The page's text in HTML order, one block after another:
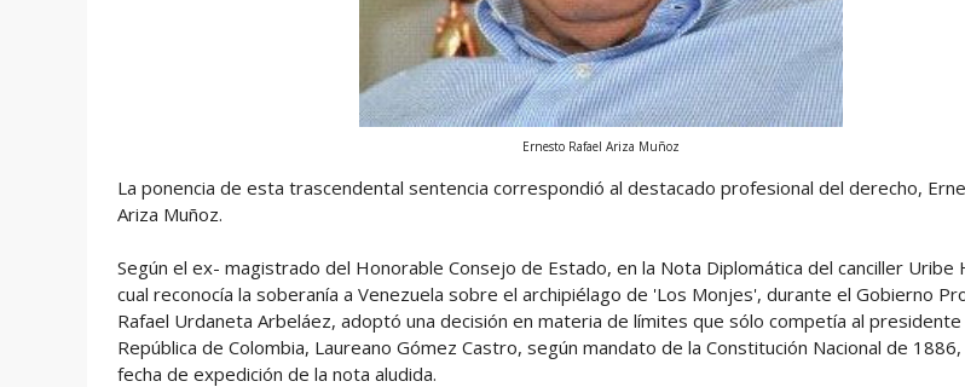
Ernesto Rafael Ariza Muñoz
La ponencia de esta trascendental sentencia correspondió al destacado profesional del derecho,
Ariza Muñoz.
Según el ex- magistrado del Honorable Consejo de Estado, en la Nota Diplomática del canciller Uribe
cual reconocía la soberanía a Venezuela sobre el archipiélago de 'Los Monjes', durante el Gobierno
Rafael Urdaneta Arbeláez, adoptó una decisión en materia de límites que sólo competía al
República de Colombia, Laureano Gómez Castro, según mandato de la Constitución Nacional de
fecha de expedición de la nota aludida.